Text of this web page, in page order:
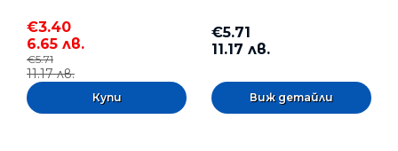
€3.40
6.65 лв.
€5.71
11.17 лв.
€5.71
11.17 лв.
Виж детайли